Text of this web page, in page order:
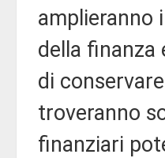
amplieranno
della finanza
di
troveranno
finanziari